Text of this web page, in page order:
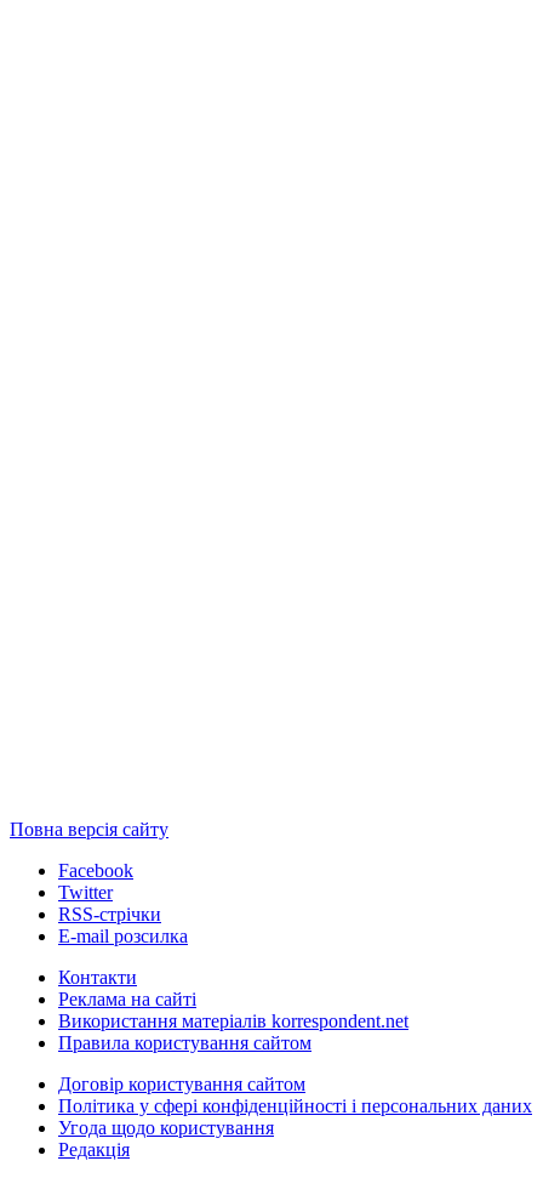
Повна версія сайту
Facebook
Twitter
RSS-стрічки
E-mail розсилка
Контакти
Реклама на сайті
Використання матеріалів korrespondent.net
Правила користування сайтом
Договір користування сайтом
Політика у сфері конфіденційності і персональних даних
Угода щодо користування
Редакція